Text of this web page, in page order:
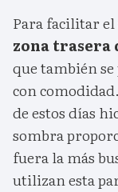
Para facilitar el
zona trasera
que también
con
de estos días
sombra
fuera la más
utilizan esta